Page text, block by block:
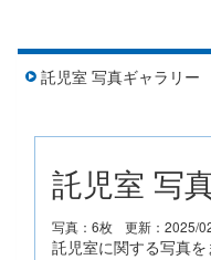
託児室 写真ギャラリー
託児室 写
写真：6枚 更新：2025/
託児室に関する写真を